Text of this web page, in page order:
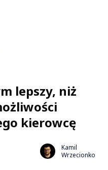
lepszy, niż
kierowcę
Kamil
Wrzecionko